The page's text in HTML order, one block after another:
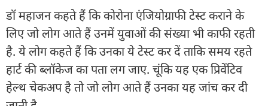
डॉ महाजन कहते हैं कि कोरोना एंजियोग्राफी टेस्ट कराने के
लिए जो लोग आते हैं उनमें युवाओं की संख्या भी काफी रहती
है. ये लोग कहते हैं कि उनका ये टेस्ट कर दें ताकि समय रहते
हार्ट की ब्लॉकेज का पता लग जाए. चूंकि यह एक प्रिवेंटिव
हेल्थ चेकअप है तो जो लोग आते हैं उनका यह जांच कर दी